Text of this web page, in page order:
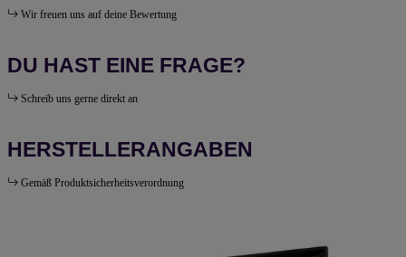
Wir freuen uns auf deine Bewertung
DU HAST EINE FRAGE?
Schreib uns gerne direkt an
HERSTELLERANGABEN
Gemäß Produktsicherheitsverordnung